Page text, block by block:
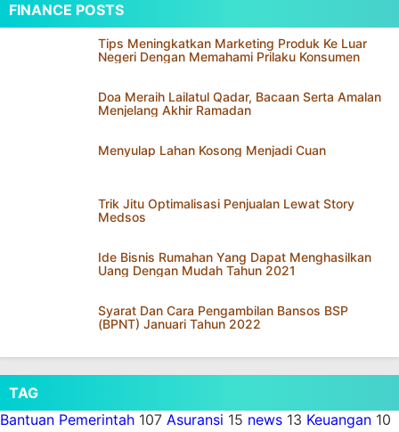
FINANCE POSTS
Tips Meningkatkan Marketing Produk Ke Luar
Negeri Dengan Memahami Prilaku Konsumen
Doa Meraih Lailatul Qadar, Bacaan Serta Amalan
Menjelang Akhir Ramadan
Menyulap Lahan Kosong Menjadi Cuan
Trik Jitu Optimalisasi Penjualan Lewat Story
Medsos
Ide Bisnis Rumahan Yang Dapat Menghasilkan
Uang Dengan Mudah Tahun 2021
Syarat Dan Cara Pengambilan Bansos BSP
(BPNT) Januari Tahun 2022
TAG
Bantuan Pemerintah 107 Asuransi 15 news 13 Keuangan 10